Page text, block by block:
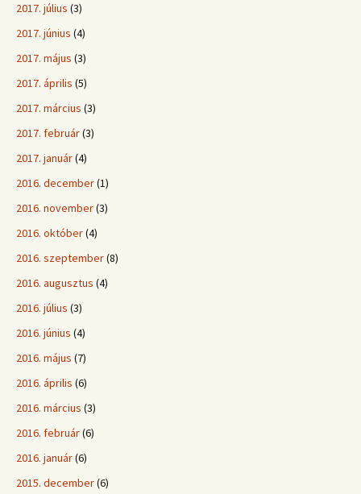
2017. július (3)
2017. június (4)
2017. május (3)
2017. április (5)
2017. március (3)
2017. február(3)
2017. január(4)
2016. december(1)
2016. november(3)
2016. október(4)
2016. szeptember(8)
2016. augusztus (4)
2016. július (3)
2016. június (4)
2016. május (7)
2016. április (6)
2016. március (3)
2016. február(6)
2016. január(6)
2015. december(6)